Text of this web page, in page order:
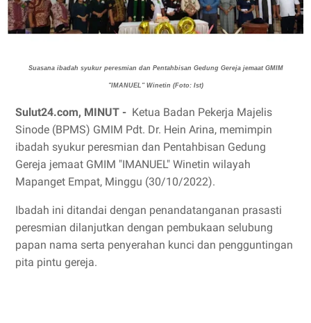
Suasana ibadah syukur peresmian dan Pentahbisan Gedung Gereja jemaat GMIM
"IMANUEL" Winetin (Foto: Ist)
Sulut24.com, MINUT - Ketua Badan Pekerja Majelis
Sinode (BPMS) GMIM Pdt. Dr. Hein Arina, memimpin
ibadah syukur peresmian dan Pentahbisan Gedung
Gereja jemaat GMIM "IMANUEL" Winetin wilayah
Mapanget Empat, Minggu (30/10/2022).
Ibadah ini ditandai dengan penandatanganan prasasti
peresmian dilanjutkan dengan pembukaan selubung
papan nama serta penyerahan kunci dan pengguntingan
pita pintu gereja.